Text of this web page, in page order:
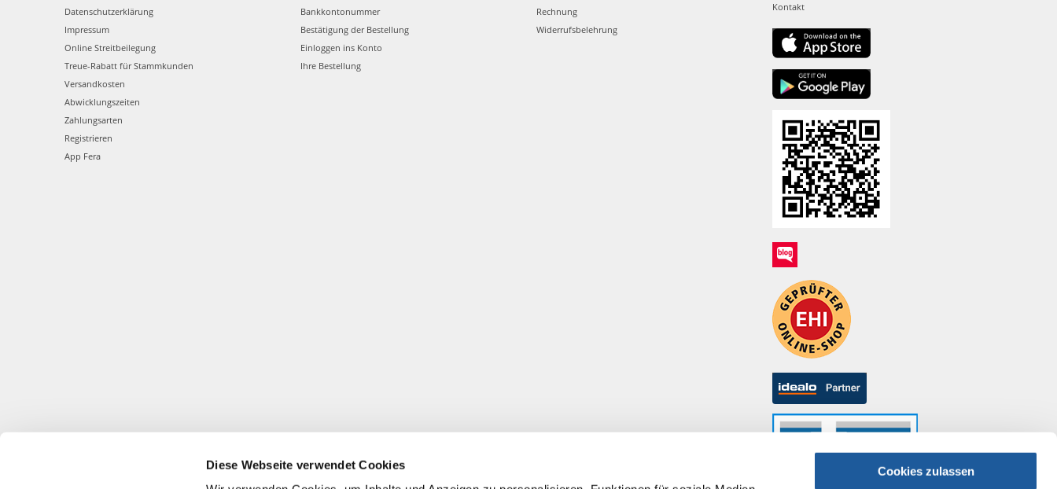
Diese Webseite verwendet Cookies
Cookies zulassen
Datenschutzerklärung
Impressum
Online Streitbeilegung
Treue-Rabatt für Stammkunden
Versandkosten
Abwicklungszeiten
Zahlungsarten
Registrieren
App Fera
Bankkontonummer
Bestätigung der Bestellung
Einloggen ins Konto
Ihre Bestellung
Rechnung
Widerrufsbelehrung
Kontakt